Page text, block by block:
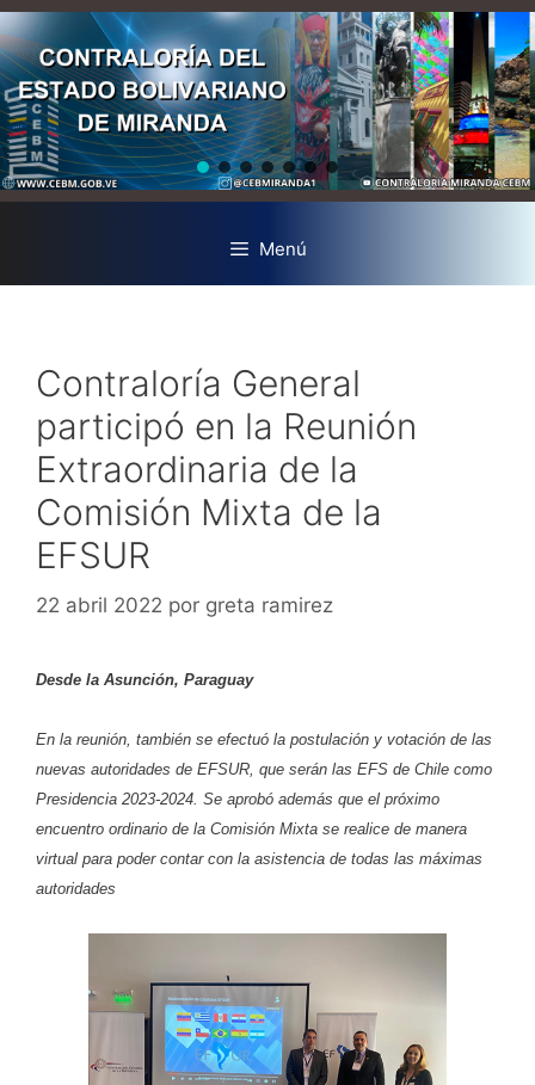
Menú
Contraloría General
participó en la Reunión
Extraordinaria de la
Comisión Mixta de la
EFSUR
22 abril 2022 por greta ramirez
Desde la Asunción, Paraguay
En la reunión, también se efectuó la postulación y votación de las
nuevas autoridades de EFSUR, que serán las EFS de Chile como
Presidencia 2023-2024. Se aprobó además que el próximo
encuentro ordinario de la Comisión Mixta se realice de manera
virtual para poder contar con la asistencia de todas las máximas
autoridades